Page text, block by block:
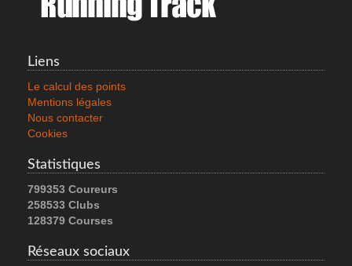
Liens
Le calcul des points
Mentions légales
Nous contacter
Cookies
Statistiques
799353 Coureurs
258533 Clubs
128379 Courses
Réseaux sociaux